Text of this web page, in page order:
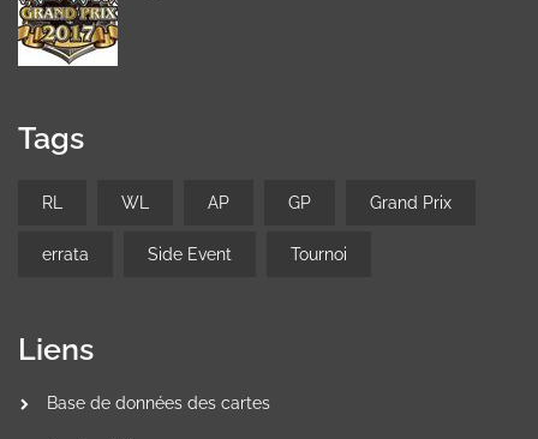
Tags
RL WL AP GP Grand Prix
errata Side Event Tournoi
Liens
Base de données des cartes